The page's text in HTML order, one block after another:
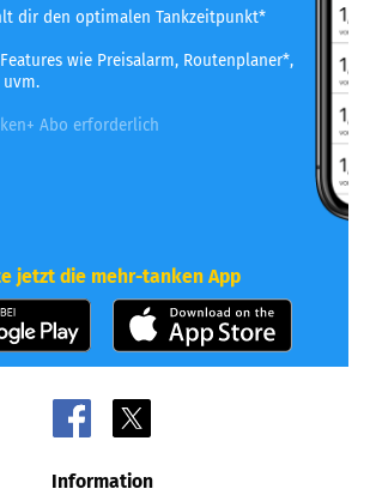
dir den optimalen Tankzeitpunkt*
wie Preisalarm, Routenplaner*,
Abo erforderlich
jetzt die mehr-tanken App
Information